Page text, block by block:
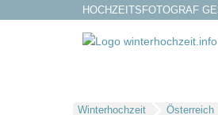
HOCHZEITSFOTOGRAF
Winterhochzeit Österreich